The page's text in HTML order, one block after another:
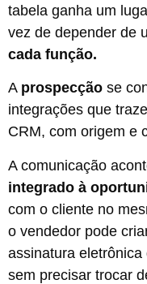
tabela ganha um
vez de depender de
cada função.
A prospecção se
integrações que
CRM, com origem e
A comunicação
integrado à
com o cliente no
o vendedor pode
assinatura
sem precisar trocar